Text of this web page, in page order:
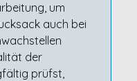
um
auch bei
der
prüfst,